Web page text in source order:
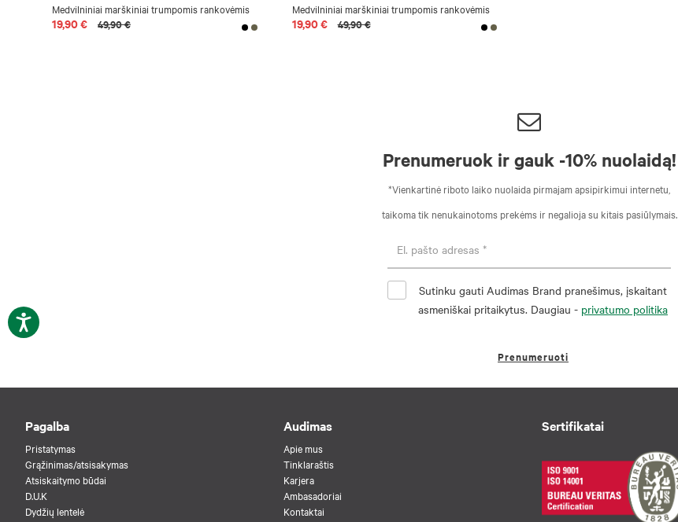
Medvilniniai marškiniai trumpomis rankovėmis
19,90 € 49,90 €
Medvilniniai marškiniai trumpomis rankovėmis
19,90 € 49,90 €
Prenumeruok ir gauk -10% nuolaidą!
*Vienkartinė riboto laiko nuolaida pirmajam apsipirkimui internetu,
taikoma tik nenukainotoms prekėms ir negalioja su kitais pasiūlymais.
Sutinku gauti Audimas Brand pranešimus, įskaitant
asmeniškai pritaikytus. Daugiau - privatumo politika
Prenumeruoti
Pagalba
Pristatymas
Grąžinimas/atsisakymas
Atsiskaitymo būdai
D.U.K
Dydžių lentelė
Audimas
Apie mus
Tinklaraštis
Karjera
Ambasadoriai
Kontaktai
Sertifikatai